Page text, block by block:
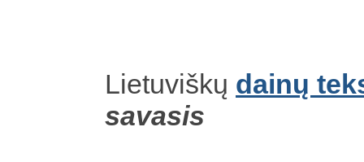
Lietuviškų dainų
savasis